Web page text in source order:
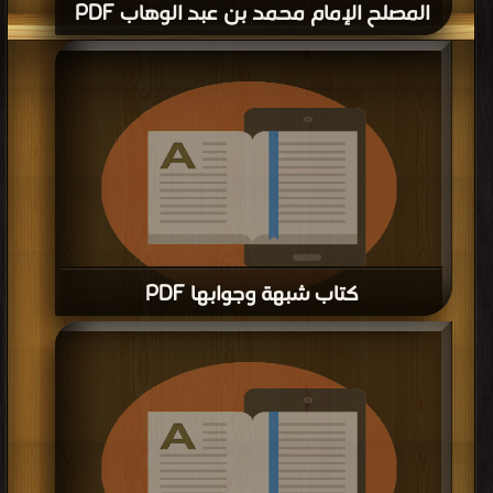
المصلح الإمام محمد بن عبد الوهاب PDF
كتاب شبهة وجوابها PDF
قراءة و تحميل كتاب كتاب شبهة وجوابها PDF مجانا | مكتبة > كتب في موقع
التحميل : مرة/مرات